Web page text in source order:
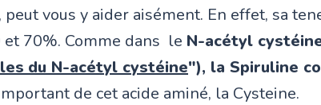
peut vous y aider aisément. En effet, sa
70%. Comme dans le N-acétyl
du N-acétyl cystéine"), la Spiruline
de cet acide aminé, la Cysteine.